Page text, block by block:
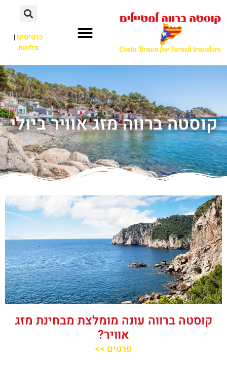
כרטיסים|
מלונות
קוסטה ברווה מזג אוויר ביולי
קוסטה ברווה עונה מומלצת מבחינת מזג
אוויר?
פרטים >>